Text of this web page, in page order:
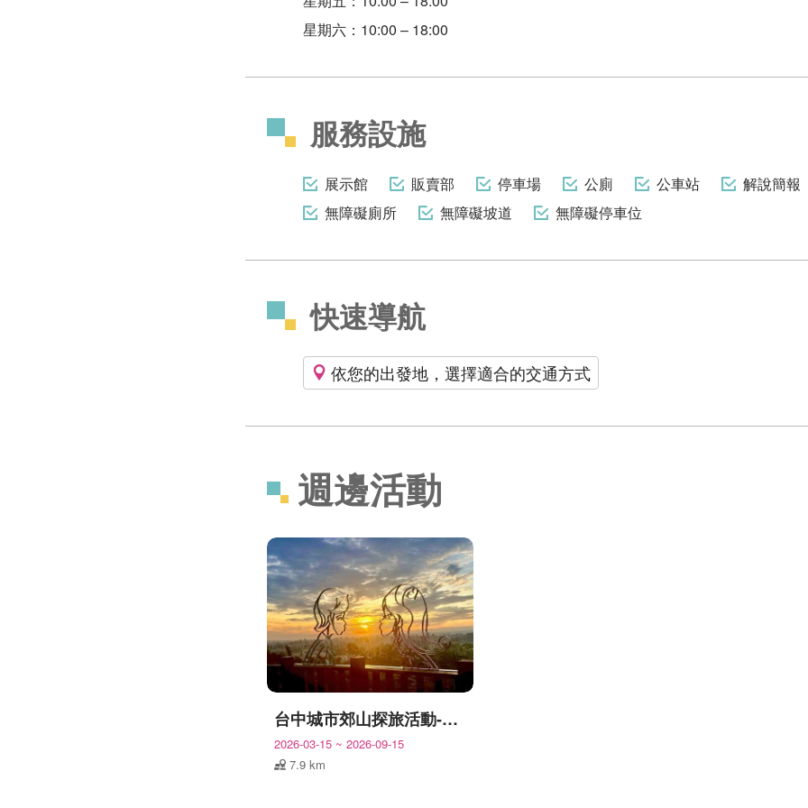
星期六：10:00 – 18:00
服務設施
展示館 販賣部 停車場 公廁 公車站
解說簡報
無障礙廁所
無障礙坡道 無障礙停車位
快速導航
依您的出發地，選擇適合的交通方式
週邊活動
台中城市郊山探旅活動-我是登山王
2026-03-15 ~ 2026-09-15
7.9 km